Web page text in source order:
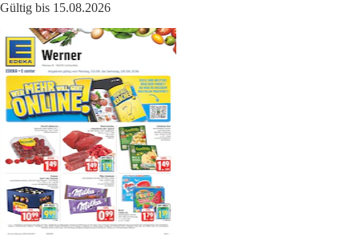
Gültig bis 15.08.2026